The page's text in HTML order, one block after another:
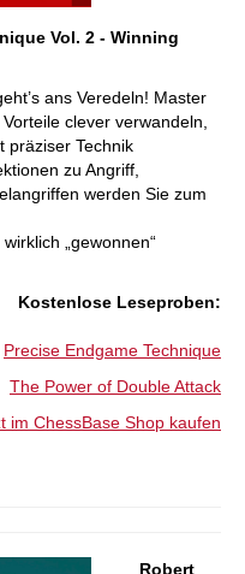
Vol. 2 - Winning
ans Veredeln! Master
clever verwandeln,
präziser Technik
zu Angriff,
werden Sie zum
„gewonnen“
:Kostenlose Leseproben
Precise Endgame Technique
The Power of Double Attack
im ChessBase Shop kaufen
Robert